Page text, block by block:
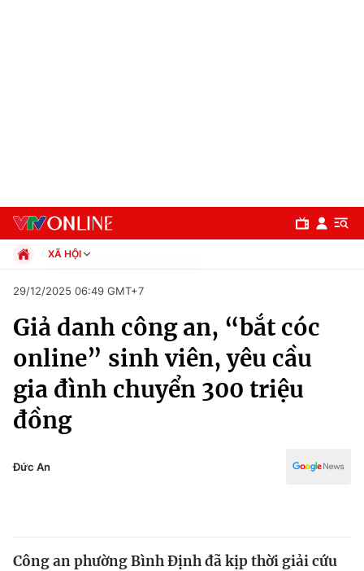
Chuyên mục
Chính trị
Xã hội
Pháp luật
Thế giới
XÃ HỘI
Xã hội
Pháp luật
Thể thao
Truyền hình
Y tế
29/12/2025 06:49 GMT+7
Giả danh công an, “bắt cóc
online” sinh viên, yêu cầu
gia đình chuyển 300 triệu
đồng
Đức An
Công an phường Bình Định đã kịp thời giải cứu